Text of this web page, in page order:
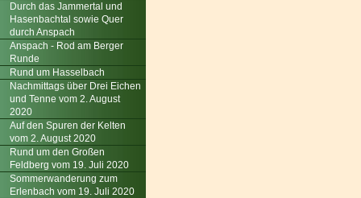
Durch das Jammertal und
Hasenbachtal sowie Quer
durch Anspach
Anspach - Rod am Berger
Runde
Rund um Hasselbach
Nachmittags über Drei Eichen
und Tenne vom 2. August
2020
Auf den Spuren der Kelten
vom 2. August 2020
Rund um den Großen
Feldberg vom 19. Juli 2020
Sommerwanderung zum
Erlenbach vom 19. Juli 2020